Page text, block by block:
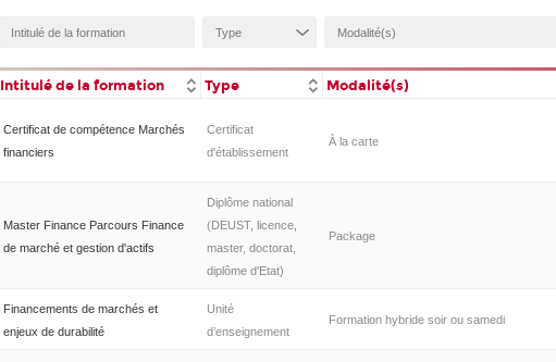
Intitulé de la formation Type Modalité(s)
Certificat de compétence Marchés
financiers
Certificat
d'établissement
À la carte
Master Finance Parcours Finance
de marché et gestion d'actifs
Diplôme national
(DEUST, licence,
master, doctorat,
diplôme d'Etat)
Package
Financements de marchés et
enjeux de durabilité
Unité
d’enseignement
Formation hybride soir ou samedi